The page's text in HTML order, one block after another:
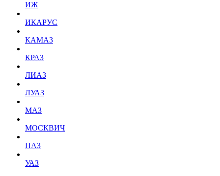
ИЖ
ИКАРУС
КАМАЗ
КРАЗ
ЛИАЗ
ЛУАЗ
МАЗ
МОСКВИЧ
ПАЗ
УАЗ